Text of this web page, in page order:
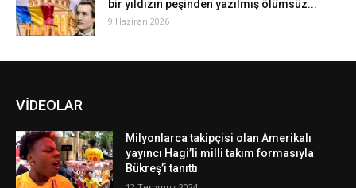
bir yıldızın peşinden yazılmış ölümsüz...
9 Haziran 2026
VİDEOLAR
Milyonlarca takipçisi olan Amerikalı
yayıncı Hagi’li milli takım formasıyla
Bükreş’i tanıttı